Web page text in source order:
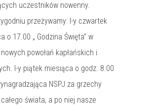
uczestników nowenny.
przeżywamy: I-y czwartek
o 17.00 „ Godzina Święta” w
powołań kapłańskich i
I-y piątek miesiąca o godz. 8.00
NSPJ za grzechy
świata, a po niej nasze